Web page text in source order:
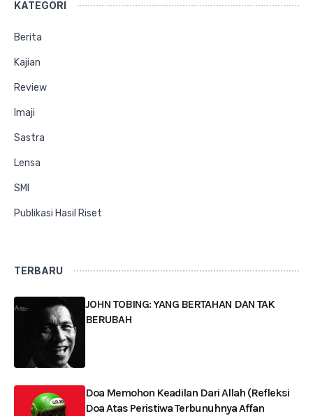
KATEGORI
Berita
Kajian
Review
Imaji
Sastra
Lensa
SMI
Publikasi Hasil Riset
TERBARU
JOHN TOBING: YANG BERTAHAN DAN TAK
BERUBAH
Doa Memohon Keadilan Dari Allah (Refleksi
Doa Atas Peristiwa Terbunuhnya Affan